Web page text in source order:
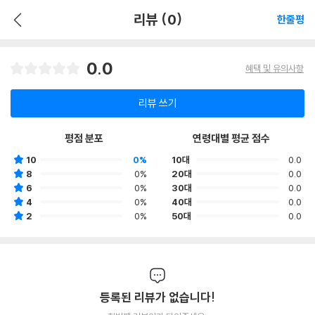
리뷰 (0) 한줄평
0.0 혜택 및 유의사항
리뷰 쓰기
평점 분포
10
0%
8
0%
6
0%
4
0%
2
0%
연령대별 평균 점수
10대
0.0
20대
0.0
30대
0.0
40대
0.0
50대
0.0
등록된 리뷰가 없습니다!